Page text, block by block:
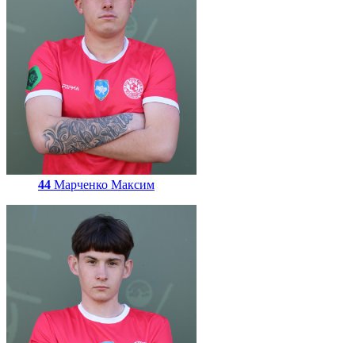
44 Марченко Максим